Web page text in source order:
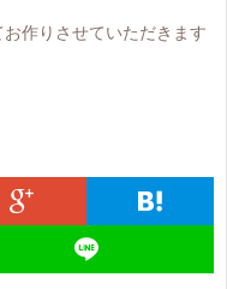
作りさせていただきます